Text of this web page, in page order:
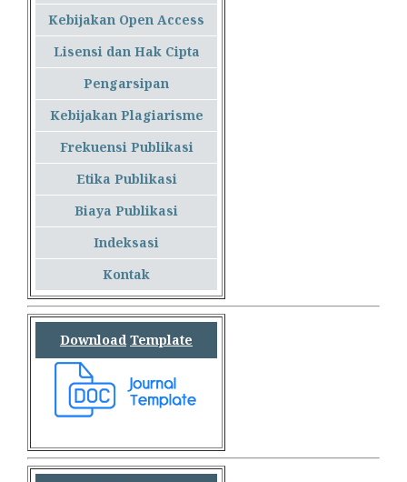
Kebijakan Open Access
Lisensi dan Hak Cipta
Pengarsipan
Kebijakan Plagiarisme
Frekuensi Publikasi
Etika Publikasi
Biaya Publikasi
Indeksasi
Kontak
Download Template